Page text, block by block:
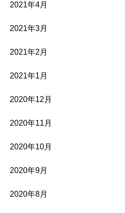
2021年4月
2021年3月
2021年2月
2021年1月
2020年12月
2020年11月
2020年10月
2020年9月
2020年8月